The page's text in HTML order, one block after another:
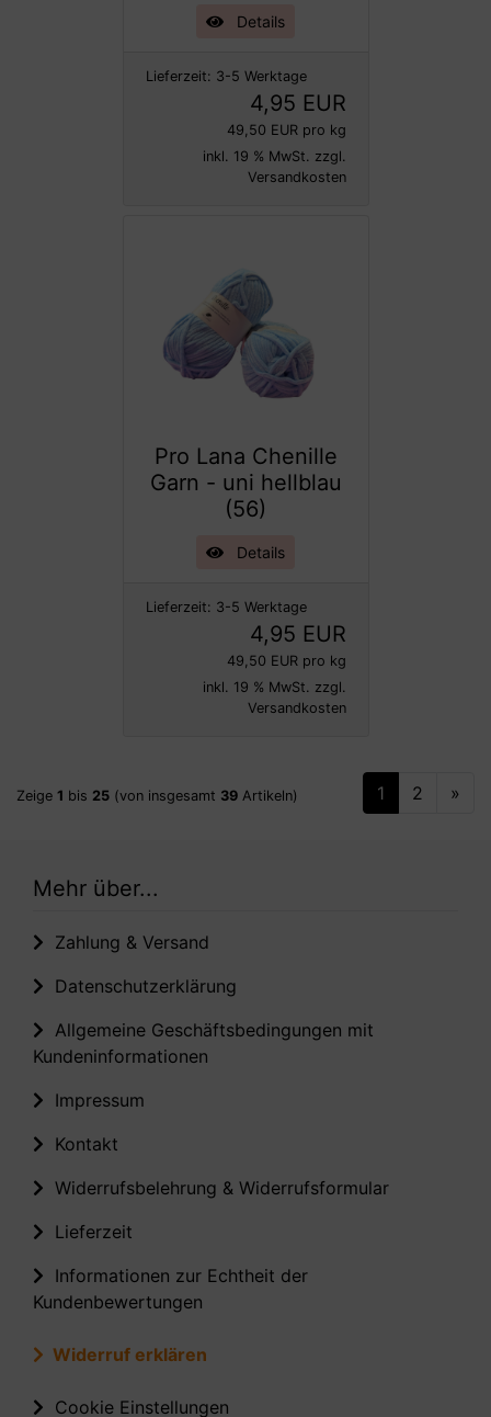
Details
Lieferzeit: 3-5 Werktage
4,95 EUR
49,50 EUR pro kg
inkl. 19 % MwSt. zzgl.
Versandkosten
Pro Lana Chenille
Garn - uni hellblau
(56)
Details
Lieferzeit: 3-5 Werktage
4,95 EUR
49,50 EUR pro kg
inkl. 19 % MwSt. zzgl.
Versandkosten
Zeige 1 bis 25 (von insgesamt 39 Artikeln) 1 2 »
Mehr über...
Zahlung & Versand
Datenschutzerklärung
Allgemeine Geschäftsbedingungen mit
Kundeninformationen
Impressum
Kontakt
Widerrufsbelehrung & Widerrufsformular
Lieferzeit
Informationen zur Echtheit der
Kundenbewertungen
Widerruf erklären
Cookie Einstellungen